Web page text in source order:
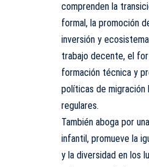
comprenden la
formal, la promoción
inversión y
trabajo decente, el
formación técnica y
políticas de migración
regulares.
También aboga por
infantil, promueve la
y la diversidad en los